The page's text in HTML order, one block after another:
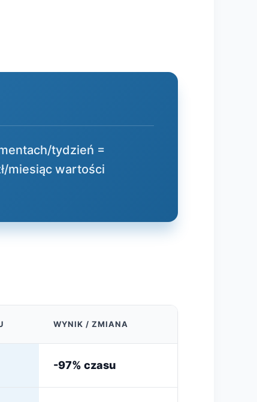
tydzień =
miesiąc wartości
WYNIK / ZMIANA
-97% czasu